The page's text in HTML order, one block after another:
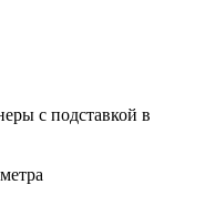
с подставкой в